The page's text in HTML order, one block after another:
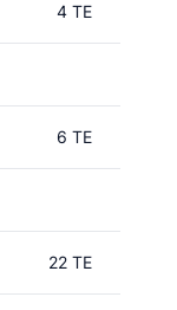
4 TE
6 TE
22 TE